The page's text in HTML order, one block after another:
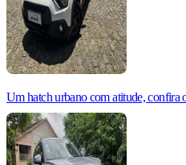
Um hatch urbano com atitude, confira